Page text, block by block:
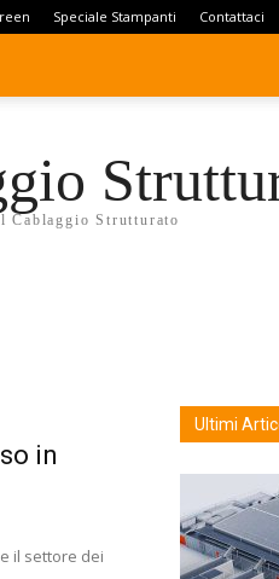
Speciale Stampanti Contattaci
Cablaggio Strutturato
in
il settore dei
Ultimi